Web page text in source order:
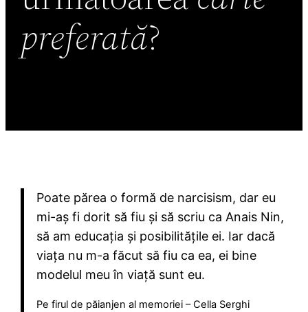
preferată?
Poate părea o formă de narcisism, dar eu
mi-aș fi dorit să fiu și să scriu ca Anais Nin,
să am educația și posibilitățile ei. Iar dacă
viața nu m-a făcut să fiu ca ea, ei bine
modelul meu în viață sunt eu.
Pe firul de păianjen al memoriei – Cella Serghi